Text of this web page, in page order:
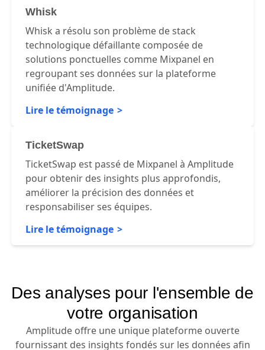
Whisk
Whisk a résolu son problème de stack
technologique défaillante composée de
solutions ponctuelles comme Mixpanel en
regroupant ses données sur la plateforme
unifiée d'Amplitude.
Lire le témoignage
TicketSwap
TicketSwap est passé de Mixpanel à Amplitude
pour obtenir des insights plus approfondis,
améliorer la précision des données et
responsabiliser ses équipes.
Lire le témoignage
Des analyses pour l'ensemble de
votre organisation
Amplitude offre une unique plateforme ouverte
fournissant des insights fondés sur les données afin